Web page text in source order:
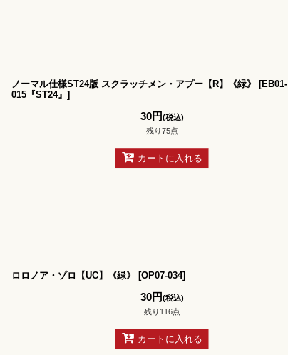
ノーマル仕様ST24版 スクラッチメン・アプー【R】《緑》 [EB01-
015『ST24』 ]
30円(税込)
残り75点
カートに入れる
ロロノア・ゾロ【UC】《緑》 [OP07-034]
30円(税込)
残り116点
カートに入れる